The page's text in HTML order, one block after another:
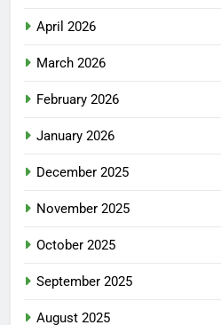
April 2026
March 2026
February 2026
January 2026
December 2025
November 2025
October 2025
September 2025
August 2025